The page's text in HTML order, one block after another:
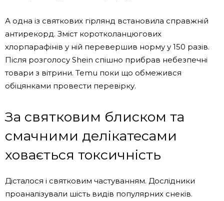
А одна із святкових гірлянд встановила справжній
антирекорд. Зміст коротколанцюгових
хлорпарафінів у ній перевершив норму у 150 разів.
Після розголосу Shein спішно прибрав небезпечні
товари з вітрини. Temu поки що обмежився
обіцянками провести перевірку.
За святковим блиском та
смачними делікатесами
ховається токсичність
Дісталося і святковим частуванням. Дослідники
проаналізували шість видів популярних снеків.